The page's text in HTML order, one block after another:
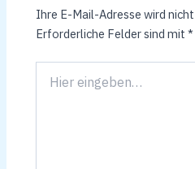
Ihre E-Mail-Adresse wird
Erforderliche Felder sind mit*
eingeben…